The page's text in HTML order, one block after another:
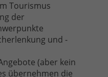
Tourismus
der
und -
(aber kein
übernehmen die